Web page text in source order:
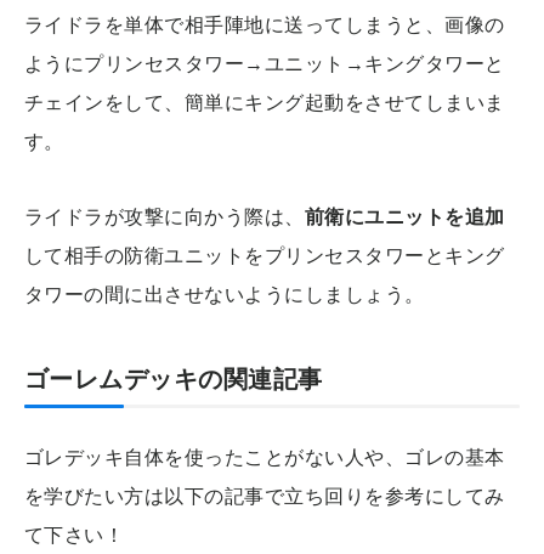
ライドラを単体で相手陣地に送ってしまうと、画像の
ようにプリンセスタワー→ユニット→キングタワーと
チェインをして、簡単にキング起動をさせてしまいま
す。
ライドラが攻撃に向かう際は、 前衛にユニットを追加
して相手の防衛ユニットをプリンセスタワーとキング
タワーの間に出させないようにしましょう。
ゴーレムデッキの関連記事
ゴレデッキ自体を使ったことがない人や、ゴレの基本
を学びたい方は以下の記事で立ち回りを参考にしてみ
て下さい！